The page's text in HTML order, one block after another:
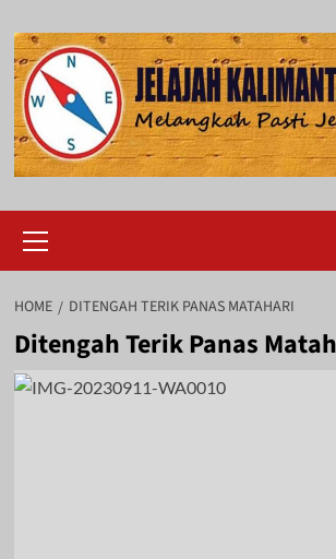
to
content
Menu
HOME DITENGAH TERIK PANAS MATAHARI
Ditengah Terik Panas